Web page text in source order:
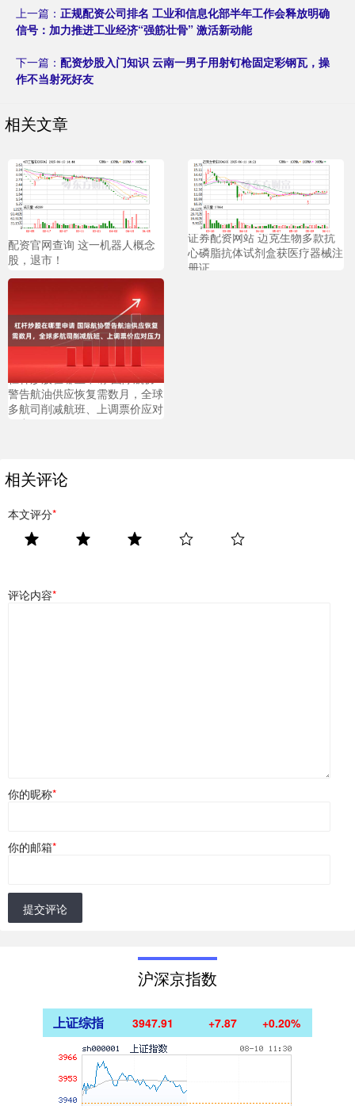
上一篇： 正规配资公司排名 工业和信息化部半年工作会释放明确
信号：加力推进工业经济“强筋壮骨” 激活新动能
下一篇： 配资炒股入门知识 云南一男子用射钉枪固定彩钢瓦，操
作不当射死好友
相关文章
配资官网查询 这一机器人概念
股，退市！
证券配资网站 迈克生物多款抗
心磷脂抗体试剂盒获医疗器械注
册证
杠杆炒股在哪里申请 国际航协
警告航油供应恢复需数月，全球
多航司削减航班、上调票价应对
压力
相关评论
本文评分*
评论内容*
你的昵称*
你的邮箱*
提交评论
沪深京指数
上证综指 3947.91 +7.87 +0.20%